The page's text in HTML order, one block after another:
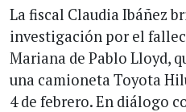
La fiscal Claudia Ibáñez
investigación por el
Mariana de Pablo Lloyd,
una camioneta Toyota
4 de febrero. En diálogo